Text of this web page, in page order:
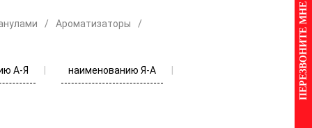
Ароматизаторы
А-Я наименованию Я-А ПЕРЕЗВОНИТЕ МНЕ